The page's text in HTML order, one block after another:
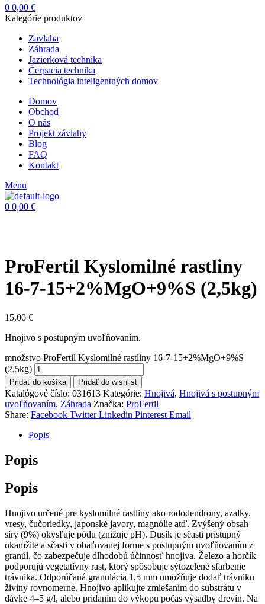
0 0,00 €
Kategórie produktov
Zavlaha
Záhrada
Jazierková technika
Čerpacia technika
Technológia inteligentných domov
Domov
Obchod
O nás
Projekt závlahy
Blog
FAQ
Kontakt
Menu
0 0,00 €
ProFertil Kyslomilné rastliny
16-7-15+2%MgO+9%S (2,5kg)
15,00 €
Hnojivo s postupným uvoľňovaním.
množstvo ProFertil Kyslomilné rastliny 16-7-15+2%MgO+9%S
(2,5kg)
Pridať do košíka Pridať do wishlist
Katalógové číslo: 031613 Kategórie: Hnojivá, Hnojivá s postupným
uvoľňovaním, Záhrada Značka: ProFertil
Share: Facebook Twitter Linkedin Pinterest Email
Popis
Popis
Popis
Hnojivo určené pre kyslomilné rastliny ako rododendrony, azalky,
vresy, čučoriedky, japonské javory, magnólie atď. Zvýšený obsah
síry (9%) okysľuje pôdu (znižuje pH). Dusík je sčasti prístupný
okamžite a sčasti v obaľovanej forme s postupným uvoľňovaním z
granúl, čo zabezpečuje dlhodobú účinnosť hnojiva. Železo a horčík
podporujú vegetatívny rast, ktorý spôsobuje sýtozelené sfarbenie
trávnika. Odporúčaná granulácia 1,5 mm umožňuje dodať trávniku
živiny rovnomerne. Hnojivo aplikujte zmiešaním do substrátu v
dávke 4–5 g/l, alebo pridaním do výkopu počas výsadby drevín. Na